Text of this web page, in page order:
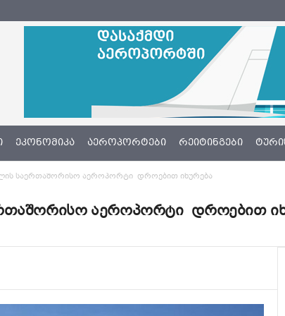
ᲔᲙᲝᲜᲝᲛᲘᲙᲐ ᲐᲔᲠᲝᲞᲝᲠᲢᲔᲑᲘ ᲠᲔᲘᲢᲘᲜᲒᲔᲑᲘ
საერთაშორისო აეროპორტი დროებით იხურება
აეროპორტი დროებით